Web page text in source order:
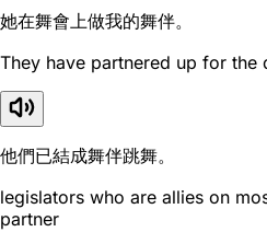
她在舞會上做我的舞伴。
They have partnered up for the
他們已結成舞伴跳舞。
legislators who are allies on
partner